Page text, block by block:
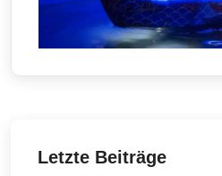
Letzte Beiträge